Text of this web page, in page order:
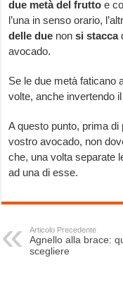
due metà del frutto e
l’una in senso orario,
delle due nonsi stacca
avocado.
Se le due metà faticano
volte, anche invertendo
A questo punto, prima
vostro avocado, non
che, una volta separate
ad una di esse.
Articolo Precedente
Agnello alla brace:
scegliere